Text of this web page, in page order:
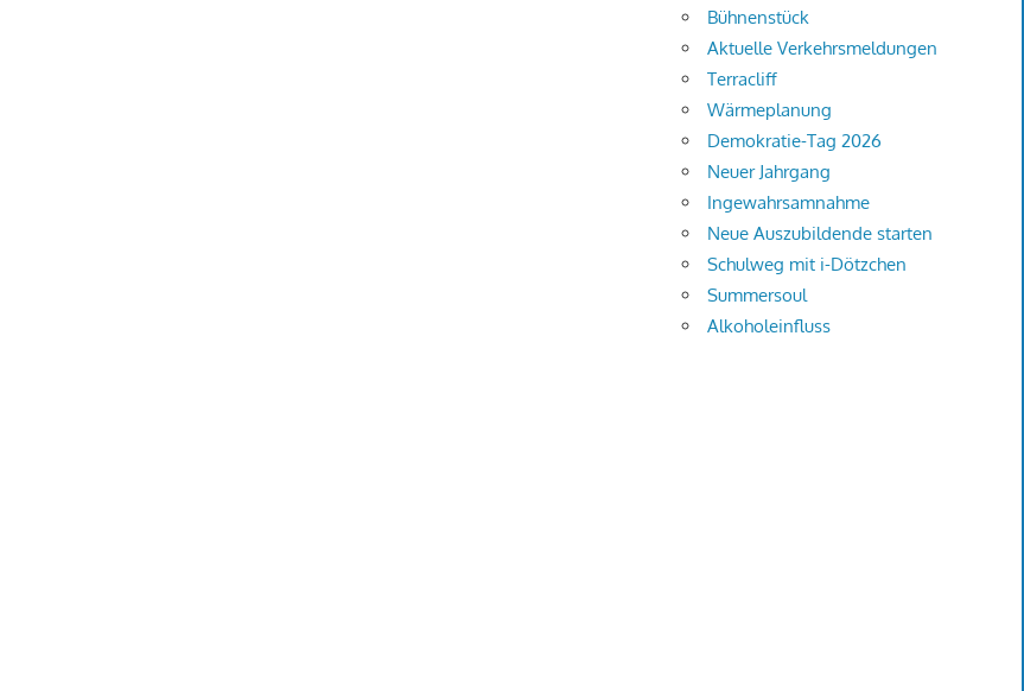
Bühnenstück
Aktuelle Verkehrsmeldungen
Terracliff
Wärmeplanung
Demokratie-Tag 2026
Neuer Jahrgang
Ingewahrsamnahme
Neue Auszubildende starten
Schulweg mit i-Dötzchen
Summersoul
Alkoholeinfluss